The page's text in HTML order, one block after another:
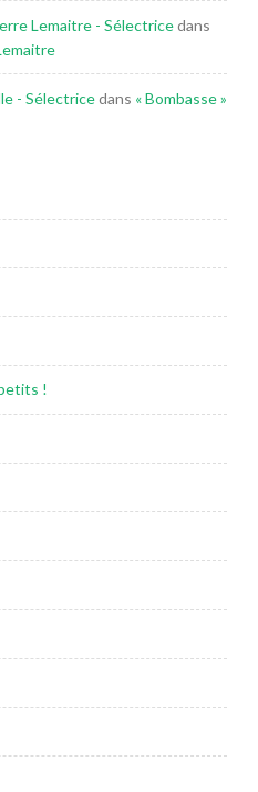
Lemaitre - Sélectricedans
- Sélectricedans « Bombasse »
!